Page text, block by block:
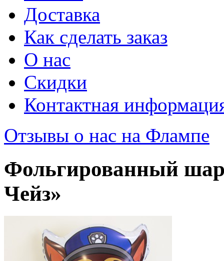
Доставка
Как сделать заказ
О нас
Скидки
Контактная
Отзывы о нас на Флампе
Фольгированный
Чейз»